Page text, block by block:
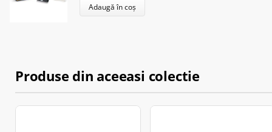
Adaugă în coș
Produse din aceeasi colectie